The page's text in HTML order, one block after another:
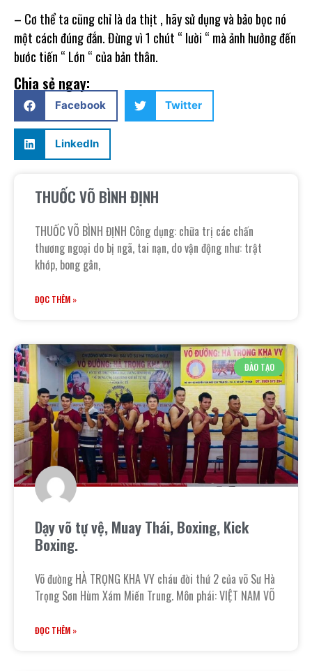
– Cơ thể ta cũng chỉ là da thịt , hãy sử dụng và bảo bọc nó
một cách đúng đắn. Đừng vì 1 chút “ lười “ mà ảnh hưởng đến
bước tiến “ Lớn “ của bản thân.
Chia sẻ ngay:
Facebook Twitter
LinkedIn
THUỐC VÕ BÌNH ĐỊNH
THUỐC VÕ BÌNH ĐỊNH Công dụng: chữa trị các chấn
thương ngoại do bị ngã, tai nạn, do vận động như: trật
khớp, bong gân,
ĐỌC THÊM »
ĐÀO TẠO
Dạy võ tự vệ, Muay Thái, Boxing, Kick
Boxing.
Võ đường HÀ TRỌNG KHA VY cháu đời thứ 2 của võ Sư Hà
Trọng Sơn Hùm Xám Miền Trung. Môn phái: VIỆT NAM VÕ
ĐỌC THÊM »